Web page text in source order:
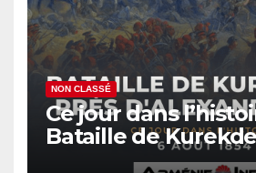
NON CLASSÉ
Ce jour dans
Bataille de
d’Alexandropol